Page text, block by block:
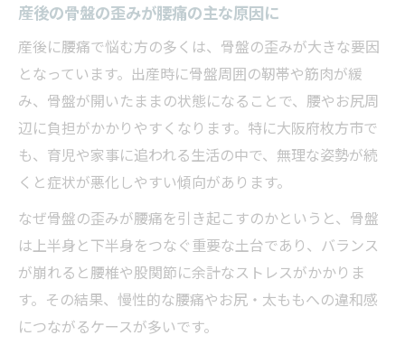
産後の骨盤の歪みが腰痛の主な原因に
産後に腰痛で悩む方の多くは、骨盤の歪みが大きな要因
となっています。出産時に骨盤周囲の靭帯や筋肉が緩
み、骨盤が開いたままの状態になることで、腰やお尻周
辺に負担がかかりやすくなります。特に大阪府枚方市で
も、育児や家事に追われる生活の中で、無理な姿勢が続
くと症状が悪化しやすい傾向があります。
なぜ骨盤の歪みが腰痛を引き起こすのかというと、骨盤
は上半身と下半身をつなぐ重要な土台であり、バランス
が崩れると腰椎や股関節に余計なストレスがかかりま
す。その結果、慢性的な腰痛やお尻・太ももへの違和感
につながるケースが多いです。